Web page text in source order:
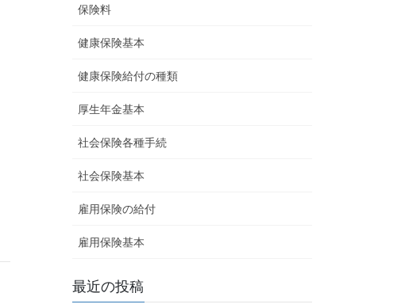
保険料
健康保険基本
健康保険給付の種類
厚生年金基本
社会保険各種手続
社会保険基本
雇用保険の給付
雇用保険基本
最近の投稿